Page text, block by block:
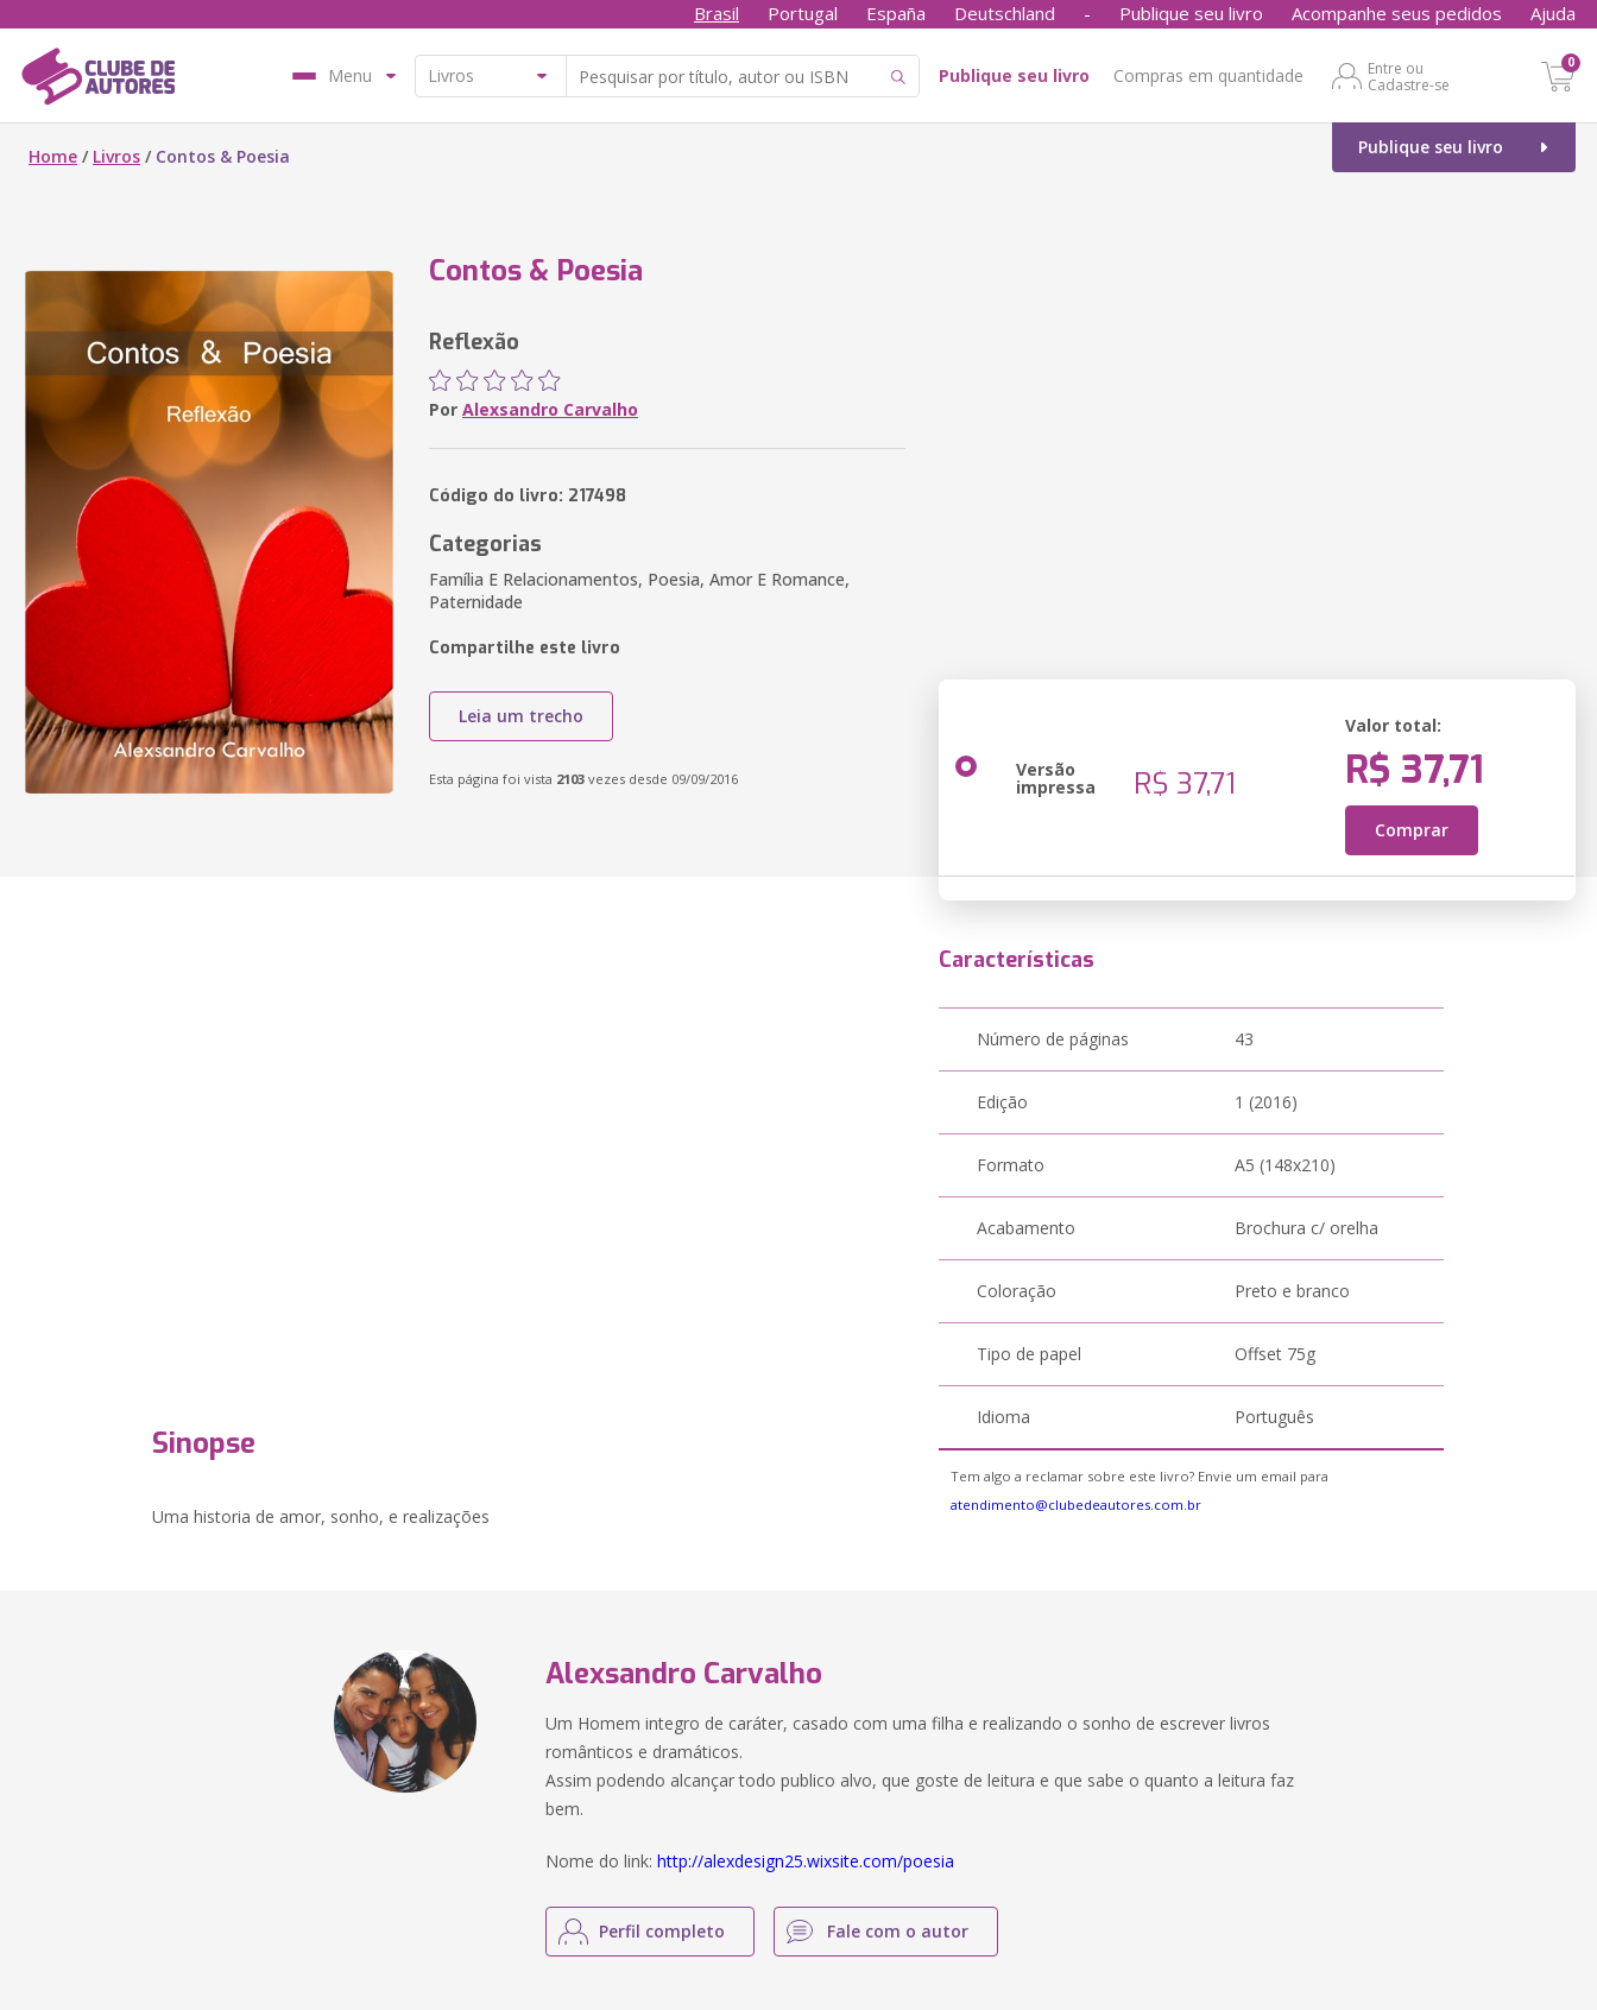
Brasil Portugal España Deutschland - Publique seu livro Acompanhe seus pedidos Ajuda
Menu Publique seu livro Compras em quantidade
Entre ou
Cadastre-se
0
Publique seu livro
Home / Livros / Contos & Poesia
Contos & Poesia
Reflexão
Por Alexsandro Carvalho
Código do livro: 217498
Categorias
Família E Relacionamentos, Poesia, Amor E Romance,
Paternidade
Compartilhe este livro
Leia um trecho
Esta página foi vista 2103 vezes desde 09/09/2016 Versão
impressa R$ 37,71
Valor total:
R$ 37,71
Comprar
Sinopse
Uma historia de amor, sonho, e realizações
Características
Número de páginas 43
Edição 1 (2016)
Formato A5 (148x210)
Acabamento Brochura c/ orelha
Coloração Preto e branco
Tipo de papel Offset 75g
Idioma Português
Tem algo a reclamar sobre este livro? Envie um email para
atendimento@clubedeautores.com.br
Alexsandro Carvalho
Um Homem integro de caráter, casado com uma filha e realizando o sonho de escrever livros
românticos e dramáticos.
Assim podendo alcançar todo publico alvo, que goste de leitura e que sabe o quanto a leitura faz
bem.
Nome do link:http://alexdesign25.wixsite.com/poesia
Perfil completo Fale com o autor